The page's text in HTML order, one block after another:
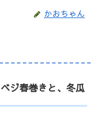
かおちゃん
ジ春巻きと、冬瓜